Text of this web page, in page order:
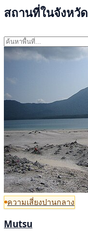
สถานที่ในจังหวั
ความเสี่ยงปานกลาง
Mutsu